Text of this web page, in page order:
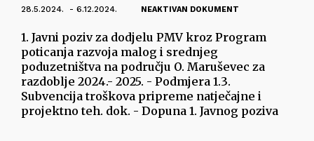
28.5.2024. - 6.12.2024. NEAKTIVAN DOKUMENT
1. Javni poziv za dodjelu PMV kroz Program
poticanja razvoja malog i srednjeg
poduzetništva na području O. Maruševec za
razdoblje 2024.- 2025. - Podmjera 1.3.
Subvencija troškova pripreme natječajne i
projektno teh. dok. - Dopuna 1. Javnog poziva